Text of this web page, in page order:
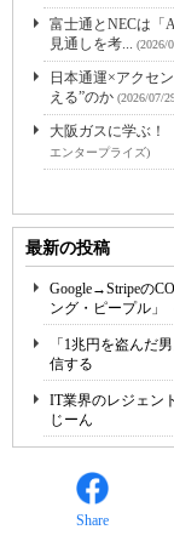
富士通とNECは
見通しを考... (2026/
日本通運×アクセ
える”のか (2026/07/
大阪ガスに学ぶ
エンタープライズ)
最新の投稿
Google→Stripeの
ング・ピープル」
「1兆円を盗んだ
信する
IT業界のレジェン
じーん
Share